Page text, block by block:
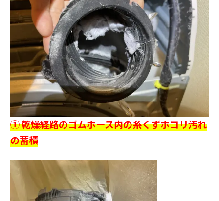
① 乾燥経路のゴムホース内の糸くずホコリ汚れ
の蓄積